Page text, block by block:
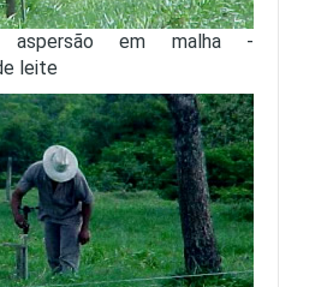
aspersão em malha -
leite